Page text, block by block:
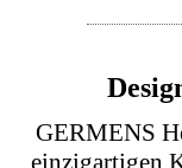
Qualität und
macht